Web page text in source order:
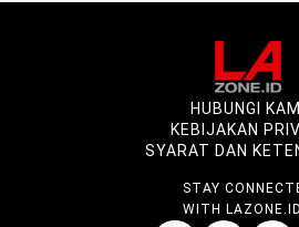
HUBUNGI KAMI
KEBIJAKAN
SYARAT DAN
STAY
WITH LAZONE.ID